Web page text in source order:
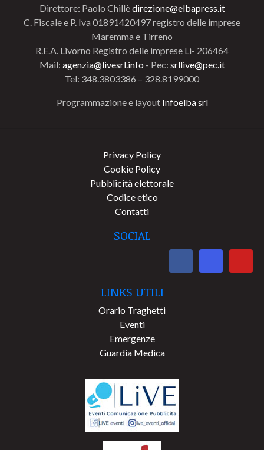
Direttore: Paolo Chillèdirezione@elbapress.it
C. Fiscale e P. Iva 01891420497 registro delle imprese
Maremma e Tirreno
R.E.A. Livorno Registro delle imprese Li- 206464
Mail: agenzia@livesrl.info - Pec: srllive@pec.it
Tel: 348.3803386 – 328.8199000
Programmazione e layout Infoelba srl
Privacy Policy
Cookie Policy
Pubblicità elettorale
Codice etico
Contatti
SOCIAL
LINKS UTILI
Orario Traghetti
Eventi
Emergenze
Guardia Medica